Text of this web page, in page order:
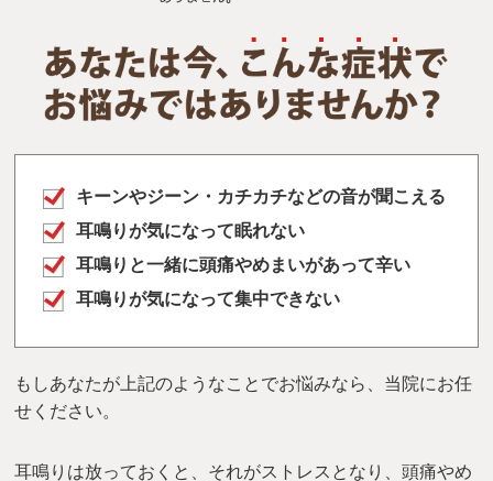
キーンやジーン・カチカチなどの音が聞こえる
耳鳴りが気になって眠れない
耳鳴りと一緒に頭痛やめまいがあって辛い
耳鳴りが気になって集中できない
もしあなたが上記のようなことでお悩みなら、当院にお任
せください。
耳鳴りは放っておくと、それがストレスとなり、頭痛やめ